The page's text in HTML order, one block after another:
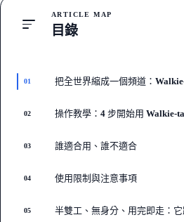
ARTICLE MAP
目錄
01 把全世界縮成一個頻道：
02 操作教學：4 步開始用 Walkie-
03 誰適合用、誰不適合
04 使用限制與注意事項
05 半雙工、無身分、用完即走：